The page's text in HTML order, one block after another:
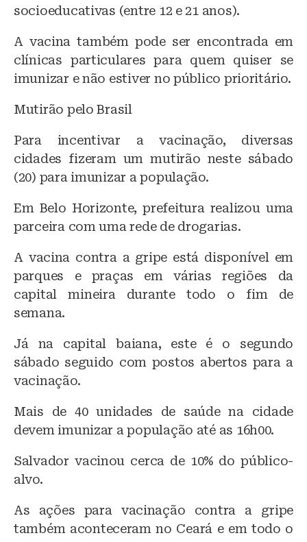
socioeducativas (entre 12 e 21 anos).
A vacina também pode ser encontrada em
clínicas particulares para quem quiser se
imunizar e não estiver no público prioritário.
Mutirão pelo Brasil
Para incentivar a vacinação, diversas
cidades fizeram um mutirão neste sábado
(20) para imunizar a população.
Em Belo Horizonte, prefeitura realizou uma
parceira com uma rede de drogarias.
A vacina contra a gripe está disponível em
parques e praças em várias regiões da
capital mineira durante todo o fim de
semana.
Já na capital baiana, este é o segundo
sábado seguido com postos abertos para a
vacinação.
Mais de 40 unidades de saúde na cidade
devem imunizar a população até as 16h00.
Salvador vacinou cerca de 10% do público-
alvo.
As ações para vacinação contra a gripe
também aconteceram no Ceará e em todo o